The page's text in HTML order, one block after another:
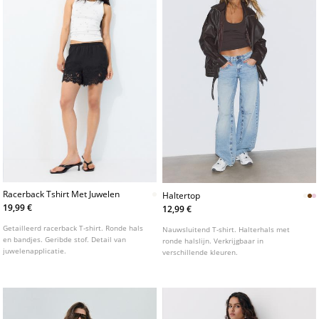
Racerback Tshirt Met Juwelen
19,99 €
Getailleerd racerback T-shirt. Ronde hals
en bandjes. Geribde stof. Detail van
juwelenapplicatie.
Haltertop
12,99 €
Nauwsluitend T-shirt. Halterhals met
ronde halslijn. Verkrijgbaar in
verschillende kleuren.